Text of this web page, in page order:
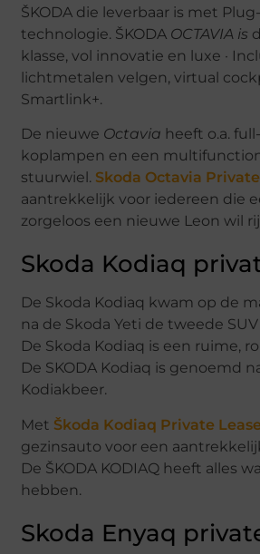
ŠKODA die leverbaar is met
technologie. ŠKODA OCTAVIA is
klasse, vol innovatie en luxe ·
lichtmetalen velgen, virtual
Smartlink+.
De nieuwe Octavia heeft o.a.
koplampen en een
stuurwiel. Skoda Octavia
aantrekkelijk voor iedereen die
zorgeloos een nieuwe Leon wil
Skoda Kodiaq
De Skoda Kodiaq kwam op de
na de Skoda Yeti de tweede
De Skoda Kodiaq is een ruime,
De SKODA Kodiaq is genoemd
Kodiakbeer.
Met Škoda Kodiaq Private Lease
gezinsauto voor een
De ŠKODA KODIAQ heeft alles
hebben.
Skoda Enyaq